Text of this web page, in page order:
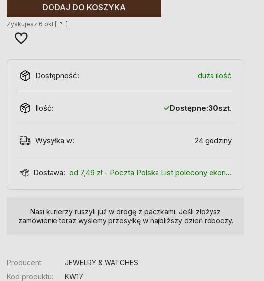
DODAJ DO KOSZYKA
Zyskujesz 6 pkt [ ? ]
Dostępność: duża ilość
Ilość: Dostępne:30szt.
Wysyłka w: 24 godziny
Dostawa: od 7,49 zł - Poczta Polska List polecony ekonomiczny
Nasi kurierzy ruszyli już w drogę z paczkami. Jeśli złożysz
zamówienie teraz wyślemy przesyłkę w najbliższy dzień roboczy.
Producent:
JEWELRY & WATCHES
Kod produktu:
KW17